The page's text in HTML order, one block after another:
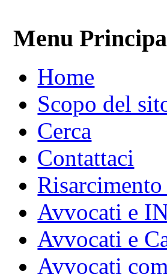
Menu
Home
Scopo del
Cerca
Contattaci
Avvocati e
Avvocati e
Avvocati